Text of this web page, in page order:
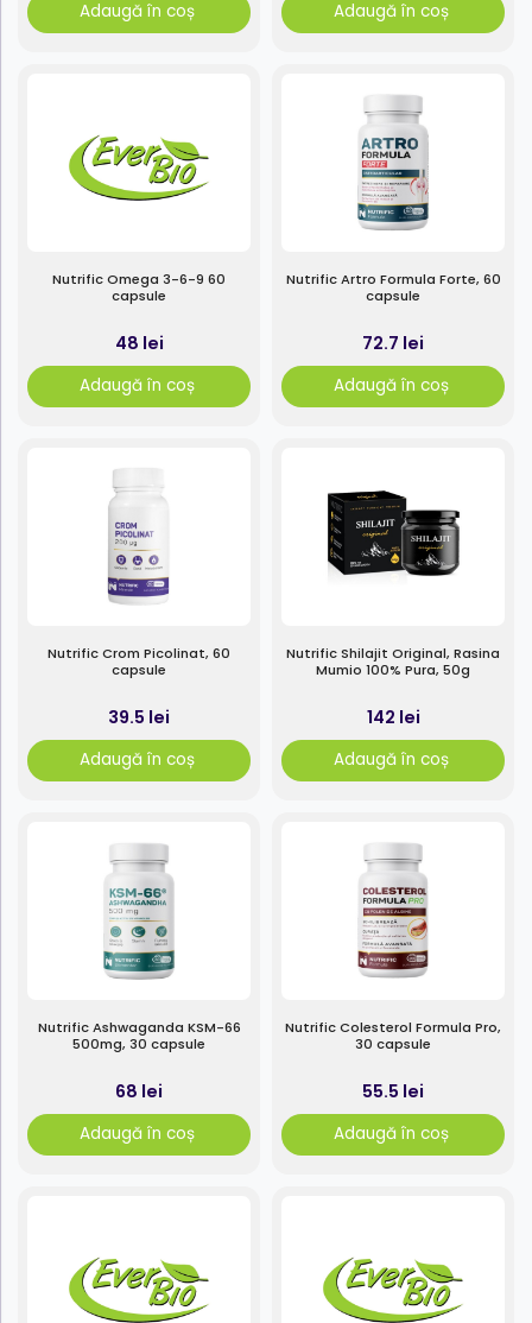
Adaugă în coș Adaugă în coș
Nutrific Omega 3-6-9 60
capsule
48 lei
Adaugă în coș
Nutrific Artro Formula Forte, 60
capsule
72.7 lei
Adaugă în coș
Nutrific Crom Picolinat, 60
capsule
39.5 lei
Adaugă în coș
Nutrific Shilajit Original, Rasina
Mumio 100% Pura, 50g
142 lei
Adaugă în coș
Nutrific Ashwaganda KSM-66
500mg, 30 capsule
68 lei
Adaugă în coș
Nutrific Colesterol Formula Pro,
30 capsule
55.5 lei
Adaugă în coș